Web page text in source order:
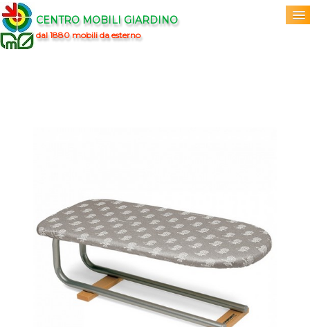
CENTRO MOBILI GIARDINO
dal 1880 mobili da esterno
0